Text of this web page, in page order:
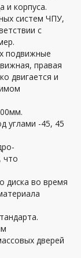
и корпуса.
систем ЧПУ,
с
подвижные
правая
двигается и
углами -45, 45
что
диска во время
дверей